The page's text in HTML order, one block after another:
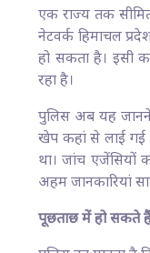
एक राज्य तक
नेटवर्क हिमाचल
हो सकता है। इसी
रहा है।
पुलिस अब यह
खेप कहां से लाई गई
था। जांच एजेंसियों
अहम जानकारियां
पूछताछ में हो सकते